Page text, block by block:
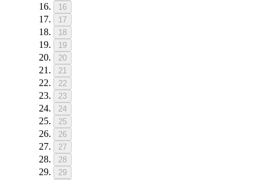
16
17
18
19
20
21
22
23
24
25
26
27
28
29